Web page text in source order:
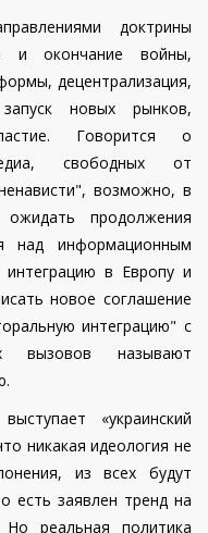
доктрины
и окончание войны,
децентрализация,
новых рынков,
Говорится о
свободных от
возможно, в
продолжения
над информационным
интеграцию в Европу и
новое соглашение
интеграцию" с
вызовов называют
«украинский
никакая идеология не
из всех будут
есть заявлен тренд на
реальная политика